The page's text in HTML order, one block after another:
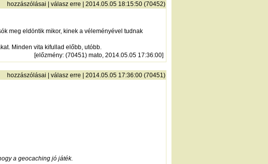
hozzászólásai válasz erre | 2014.05.05 18:15:50 (70452)
meg eldöntik mikor, kinek a véleményével tudnak
Minden vita kifullad előbb, utóbb.
[előzmény: (70451) mato, 2014.05.05 17:36:00]
hozzászólásai válasz erre | 2014.05.05 17:36:00 (70451)
a geocaching jó játék.